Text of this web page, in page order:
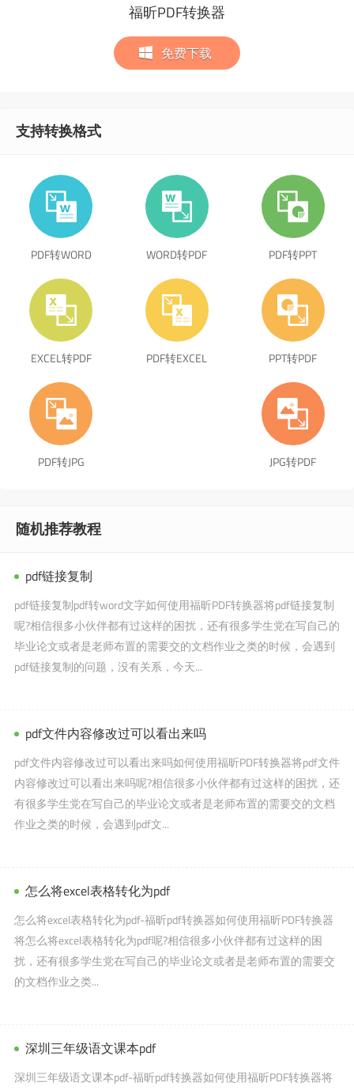
福昕PDF转换器
免费下载
支持转换格式
PDF转WORD WORD转PDF PDF转PPT
EXCEL转PDF PDF转EXCEL PPT转PDF
PDF转JPG JPG转PDF
随机推荐教程
pdf链接复制
pdf链接复制pdf转word文字如何使用福昕PDF转换器将pdf链接复制
呢?相信很多小伙伴都有过这样的困扰，还有很多学生党在写自己的
毕业论文或者是老师布置的需要交的文档作业之类的时候，会遇到
pdf链接复制的问题，没有关系，今天...
pdf文件内容修改过可以看出来吗
pdf文件内容修改过可以看出来吗如何使用福昕PDF转换器将pdf文件
内容修改过可以看出来吗呢?相信很多小伙伴都有过这样的困扰，还
有很多学生党在写自己的毕业论文或者是老师布置的需要交的文档
作业之类的时候，会遇到pdf文...
怎么将excel表格转化为pdf
怎么将excel表格转化为pdf-福昕pdf转换器如何使用福昕PDF转换器
将怎么将excel表格转化为pdf呢?相信很多小伙伴都有过这样的困
扰，还有很多学生党在写自己的毕业论文或者是老师布置的需要交
的文档作业之类...
深圳三年级语文课本pdf
深圳三年级语文课本pdf-福昕pdf转换器如何使用福昕PDF转换器将